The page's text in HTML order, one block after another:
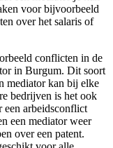
voor bijvoorbeeld
over het salaris of
conflicten in de
in Burgum. Dit soort
mediator kan bij elke
bedrijven is het ook
een arbeidsconflict
een mediator weer
over een patent.